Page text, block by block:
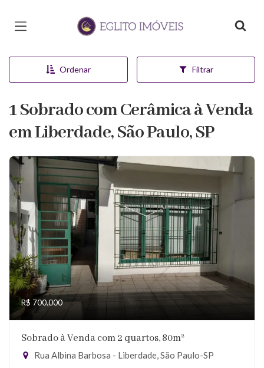
Página inicial
Ordenar Filtrar
1 Sobrado com Cerâmica à Venda
em Liberdade, São Paulo, SP
R$ 700.000
Sobrado à Venda com 2 quartos, 80m²
Rua Albina Barbosa - Liberdade, São Paulo-SP